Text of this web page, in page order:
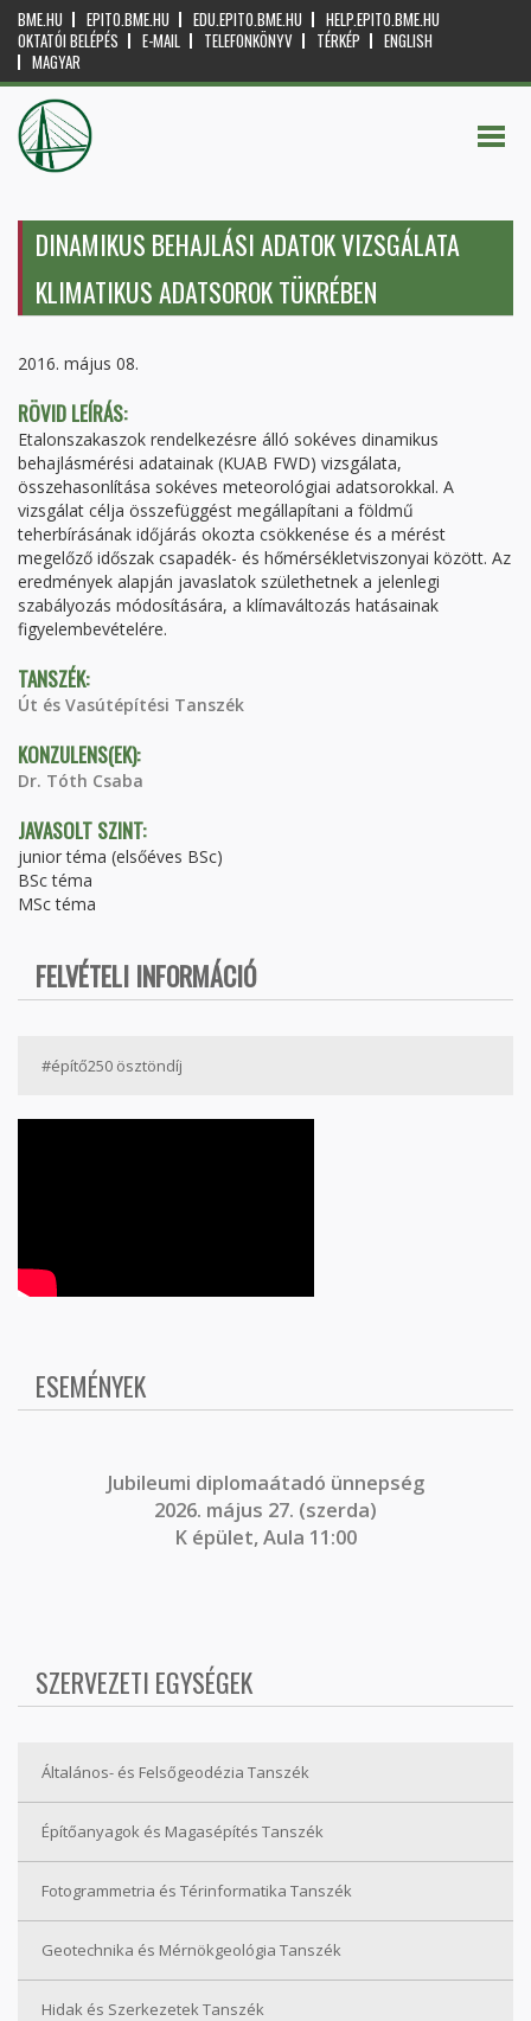
BME.HU EPITO.BME.HU EDU.EPITO.BME.HU
HELP.EPITO.BME.HU
OKTATÓI BELÉPÉS
E-MAIL TELEFONKÖNYV TÉRKÉP
ENGLISH
MAGYAR
DINAMIKUS BEHAJLÁSI ADATOK VIZSGÁLATA
KLIMATIKUS ADATSOROK TÜKRÉBEN
2016. május 08.
RÖVID LEÍRÁS:
Etalonszakaszok rendelkezésre álló sokéves dinamikus
behajlásmérési adatainak (KUAB FWD) vizsgálata,
összehasonlítása sokéves meteorológiai adatsorokkal. A
vizsgálat célja összefüggést megállapítani a földmű
teherbírásának időjárás okozta csökkenése és a mérést
megelőző időszak csapadék- és hőmérsékletviszonyai között. Az
eredmények alapján javaslatok születhetnek a jelenlegi
szabályozás módosítására, a klímaváltozás hatásainak
figyelembevételére.
TANSZÉK:
Út és Vasútépítési Tanszék
KONZULENS(EK):
Dr. Tóth Csaba
JAVASOLT SZINT:
junior téma (elsőéves BSc)
BSc téma
MSc téma
FELVÉTELI INFORMÁCIÓ
#építő250 ösztöndíj
ESEMÉNYEK
Jubileumi diplomaátadó ünnepség
2026. május 27. (szerda)
K épület, Aula 11:00
SZERVEZETI EGYSÉGEK
Általános- és Felsőgeodézia Tanszék
Építőanyagok és Magasépítés Tanszék
Fotogrammetria és Térinformatika Tanszék
Geotechnika és Mérnökgeológia Tanszék
Hidak és Szerkezetek Tanszék